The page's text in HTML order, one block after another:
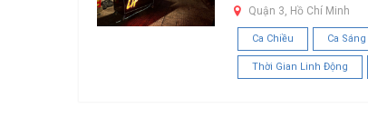
Quận 3, Hồ Chí Minh
Ca Chiều Ca Sáng
Thời Gian Linh Động